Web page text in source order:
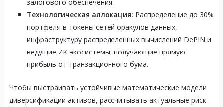
залогового обеспечения.
Технологическая аллокация: Распределение до 30%
портфеля в токены сетей оракулов данных,
инфраструктуру распределенных вычислений DePIN и
ведущие ZK-экосистемы, получающие прямую
прибыль от транзакционного бума.
Чтобы выстраивать устойчивые математические модели
диверсификации активов, рассчитывать актуальные риск-